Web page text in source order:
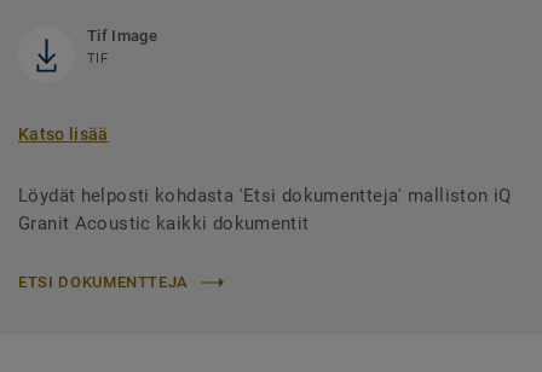
Tif Image
TIF
Katso lisää
Löydät helposti kohdasta 'Etsi dokumentteja' malliston iQ
Granit Acoustic kaikki dokumentit
ETSI DOKUMENTTEJA